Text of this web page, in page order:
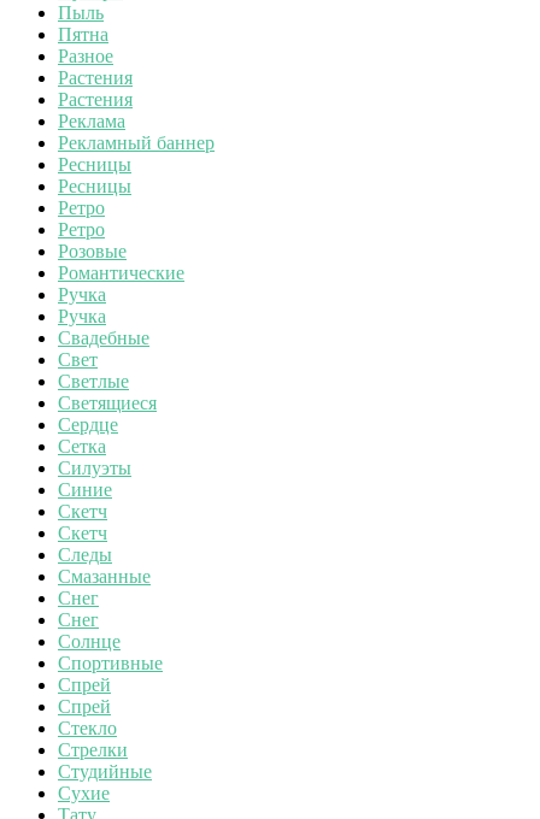
Пыль
Пятна
Разное
Растения
Растения
Реклама
Рекламный баннер
Ресницы
Ресницы
Ретро
Ретро
Розовые
Романтические
Ручка
Ручка
Свадебные
Свет
Светлые
Светящиеся
Сердце
Сетка
Силуэты
Синие
Скетч
Скетч
Следы
Смазанные
Снег
Снег
Солнце
Спортивные
Спрей
Спрей
Стекло
Стрелки
Студийные
Сухие
Тату